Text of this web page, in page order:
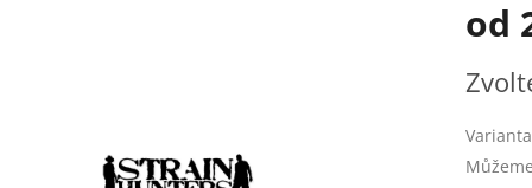
od
cena:
Varianta